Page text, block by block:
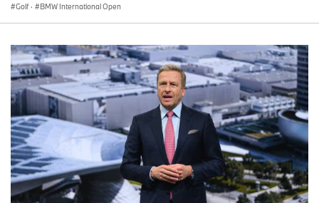
Golf · BMW International Open